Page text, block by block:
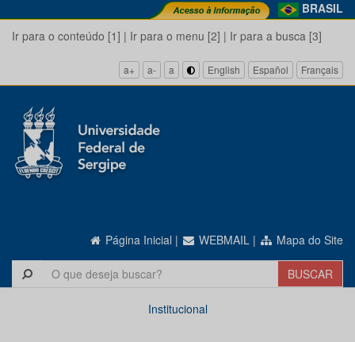
BRASIL
Ir para o conteúdo [1] | Ir para o menu [2] | Ir para a busca [3]
a+ a- a English Español Français
Página Inicial | WEBMAIL | Mapa do Site
Institucional